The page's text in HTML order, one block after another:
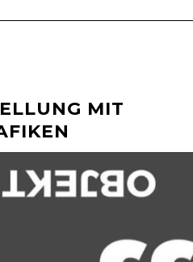
MIT